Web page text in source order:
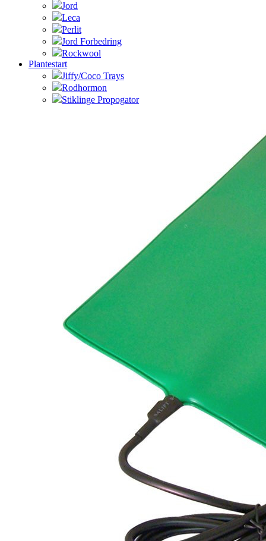
Jord
Leca
Perlit
Jord Forbedring
Rockwool
Plantestart
Jiffy/Coco Trays
Rodhormon
Stiklinge Propogator